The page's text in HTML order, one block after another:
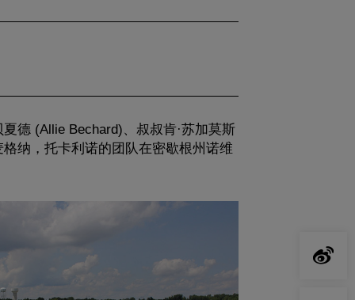
德 (Allie Bechard)、叔叔肯·苏加莫斯
纳，托卡利诺的团队在密歇根州诺维